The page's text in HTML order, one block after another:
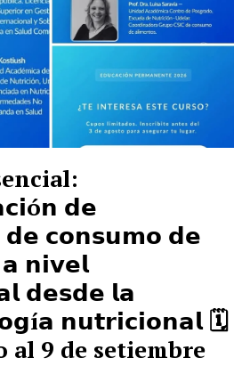
𝗱𝗲
𝗱𝗲 𝗰𝗼𝗻𝘀𝘂𝗺𝗼 𝗱𝗲
𝗻𝗶𝘃𝗲𝗹
𝗱𝗲𝘀𝗱𝗲 𝗹𝗮
𝗻𝘂𝘁𝗿𝗶𝗰𝗶𝗼𝗻𝗮𝗹 🗓️
al 9 de setiembre